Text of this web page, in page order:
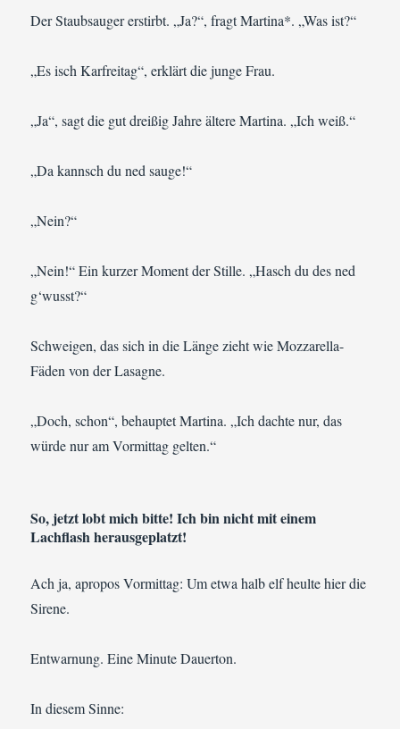
Der Staubsauger erstirbt. „Ja?“, fragt Martina*. „Was ist?“
„Es isch Karfreitag“, erklärt die junge Frau.
„Ja“, sagt die gut dreißig Jahre ältere Martina. „Ich weiß.“
„Da kannsch du ned sauge!“
„Nein?“
„Nein!“ Ein kurzer Moment der Stille. „Hasch du des ned
g‘wusst?“
Schweigen, das sich in die Länge zieht wie Mozzarella-
Fäden von der Lasagne.
„Doch, schon“, behauptet Martina. „Ich dachte nur, das
würde nur am Vormittag gelten.“
So, jetzt lobt mich bitte! Ich bin nicht mit einem
Lachflash herausgeplatzt!
Ach ja, apropos Vormittag: Um etwa halb elf heulte hier die
Sirene.
Entwarnung. Eine Minute Dauerton.
In diesem Sinne: